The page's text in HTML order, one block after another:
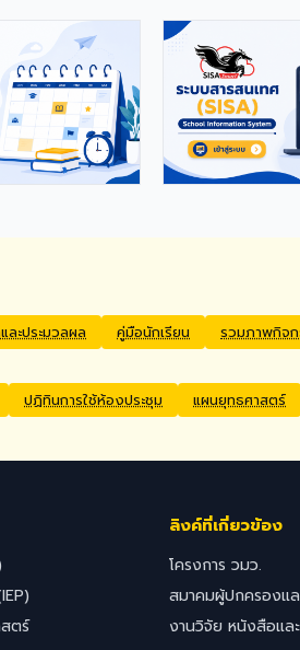
ะประมวลผล คู่มือนักเรียน รวมภาพกิจ
ปฏิทินการใช้ห้องประชุม แผนยุทธศาสตร์
ตร์
ลิงค์ที่เกี่ยวข้อง
โครงการ วมว.
สมาคมผู้ปกครองแล
งานวิจัย หนังสือแล